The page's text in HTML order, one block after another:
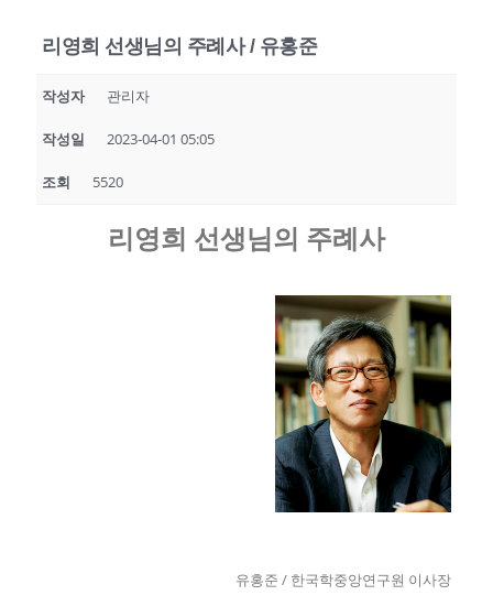
리영희 선생님의 주례사 / 유홍준
작성자 관리자
작성일 2023-04-01 05:05
조회 5520
리영희 선생님의 주례사
유홍준 / 한국학중앙연구원 이사장